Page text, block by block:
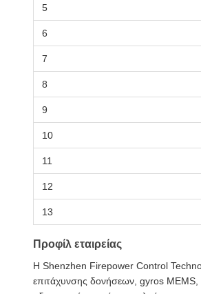
5
6
7
8
9
10
11
12
13
Προφίλ εταιρείας
Η Shenzhen Firepower Control
επιτάχυνσης δονήσεων, gyros MEMS,